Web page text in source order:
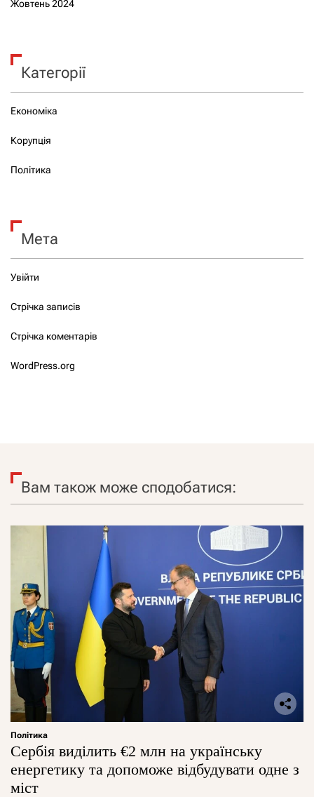
Жовтень 2024
Категорії
Економіка
Корупція
Політика
Мета
Увійти
Стрічка записів
Стрічка коментарів
WordPress.org
Вам також може сподобатися:
Політика
Сербія виділить €2 млн на українську
енергетику та допоможе відбудувати одне з
міст